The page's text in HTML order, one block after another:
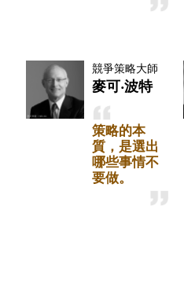
競爭策略大師
麥可‧波特
策略的本
質，是選出
哪些事情不
要做。